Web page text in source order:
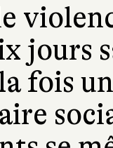
jours
fois